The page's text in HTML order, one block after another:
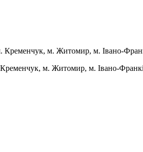
м. Житомир, м. Івано-
м. Житомир, м. Івано-